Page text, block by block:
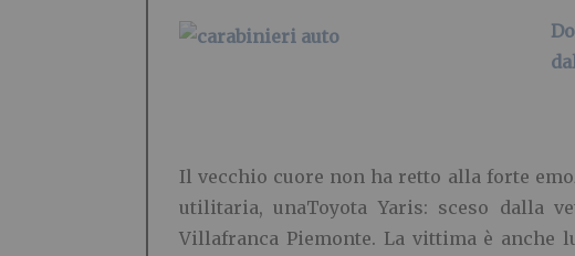
Il vecchio cuore non ha retto alla forte
utilitaria, unaToyota Yaris: sceso dalla
Villafranca Piemonte. La vittima è